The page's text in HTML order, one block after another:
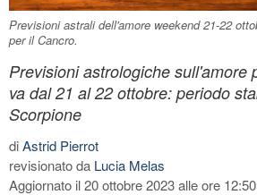
Previsioni astrali dell'amore weekend 21-22
per il Cancro.
Previsioni astrologiche sull'amore
va dal 21 al 22 ottobre: periodo
Scorpione
diAstrid Pierrot
revisionato da Lucia Melas
Aggiornato il 20 ottobre 2023 alle ore 12:50